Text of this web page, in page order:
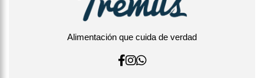
Alimentación que cuida de verdad